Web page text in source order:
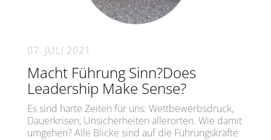
07. JULI 2021
Macht Führung Sinn?Does
Leadership Make Sense?
Es sind harte Zeiten für uns: Wettbewerbsdruck,
Dauerkrisen, Unsicherheiten allerorten. Wie damit
umgehen? Alle Blicke sind auf die Führungskräfte